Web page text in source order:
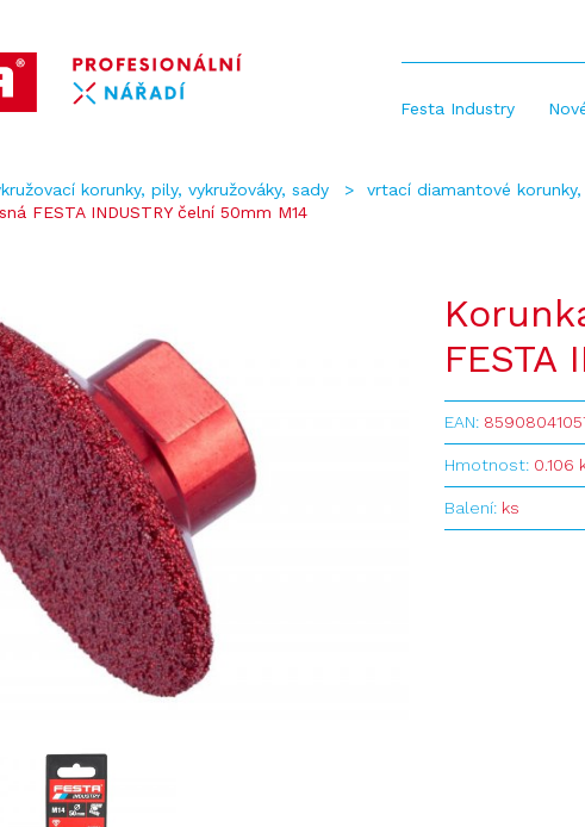
Festa Industry
korunky, pily, vykružováky, sady
vrtací diamantové
FESTA INDUSTRY čelní 50mm M14
FESTA
EAN:
Hmotnost: 0.106
Balení: ks